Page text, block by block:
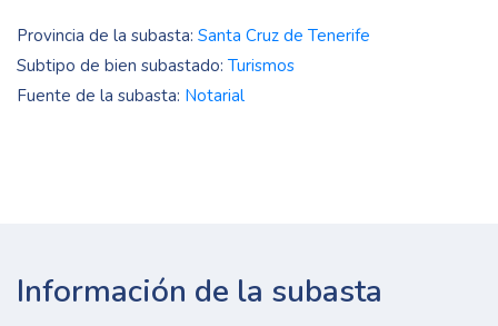
Provincia de la subasta: Santa Cruz de Tenerife
Subtipo de bien subastado: Turismos
Fuente de la subasta: Notarial
Información de la subasta